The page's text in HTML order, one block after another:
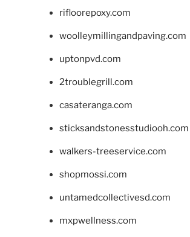
rifloorepoxy.com
woolleymillingandpaving.com
uptonpvd.com
2troublegrill.com
casateranga.com
sticksandstonesstudiooh.com
walkers-treeservice.com
shopmossi.com
untamedcollectivesd.com
mxpwellness.com